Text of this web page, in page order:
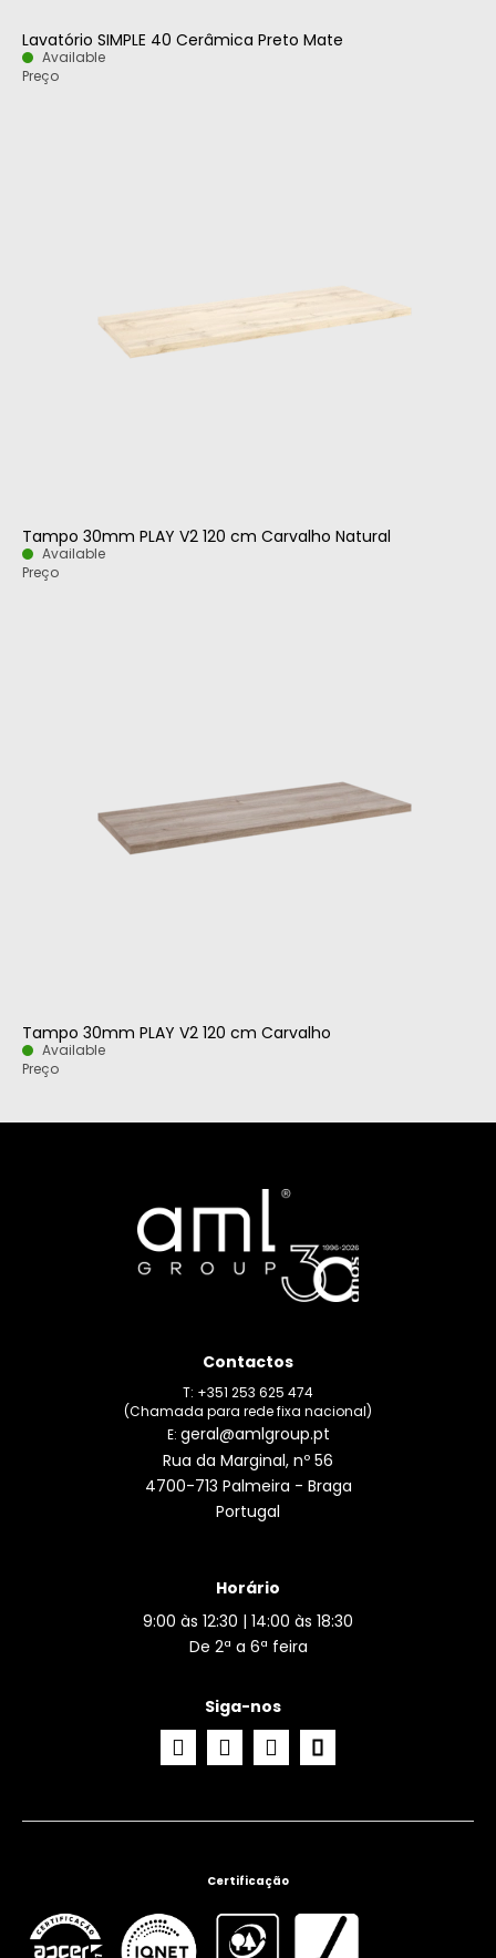
Lavatório SIMPLE 40 Cerâmica Preto Mate
Available
Preço
Tampo 30mm PLAY V2 120 cm Carvalho Natural
Available
Preço
Tampo 30mm PLAY V2 120 cm Carvalho
Available
Preço
Contactos
T: +351 253 625 474
(Chamada para rede fixa nacional)
E: geral@amlgroup.pt
Rua da Marginal, nº 56
4700-713 Palmeira - Braga
Portugal
Horário
9:00 às 12:30 | 14:00 às 18:30
De 2ª a 6ª feira
Siga-nos
Certificação